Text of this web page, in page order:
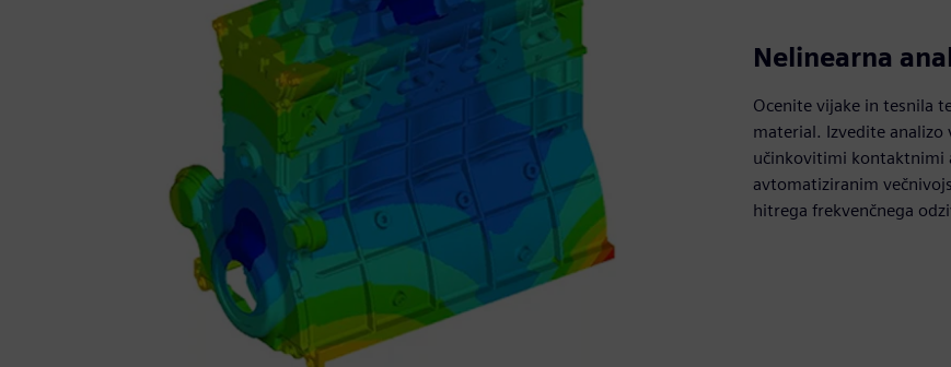
Nelinearna
Ocenite vijake in tesnila
material. Izvedite
učinkovitimi kontaktnimi
avtomatiziranim
hitrega frekvenčnega